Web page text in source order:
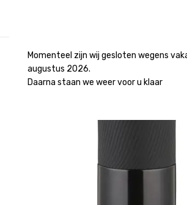
Momenteel zijn wij gesloten wegens
augustus 2026.
Daarna staan we weer voor u klaar